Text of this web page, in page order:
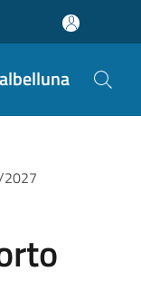
2027